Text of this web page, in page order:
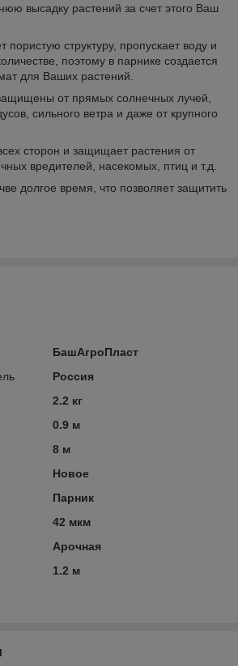
высадку растений за счет этого Ваш
пористую структуру, пропускает воду и
поэтому в парнике создается
для Ваших растений.
от прямых солнечных лучей,
сильного ветра и даже от крупного
сторон и защищает растения от
вредителей, насекомых, птиц и т.д.
долгое время, что позволяет защитить
БашАгроПласт
Россия
2.2 кг
0.9 м
8 м
Новое
Парник
42 мкм
Арочная
1.2 м